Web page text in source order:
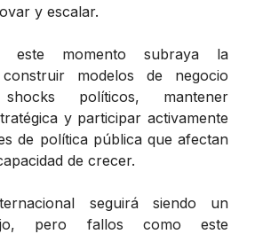
y escalar.
este momento subraya la
modelos de negocio
políticos, mantener
y participar activamente
de política pública que afectan
de crecer.
seguirá siendo un
pero fallos como este